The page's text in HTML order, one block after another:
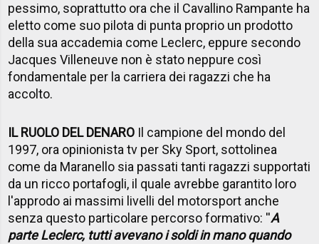
pessimo, soprattutto ora che il Cavallino Rampante ha
eletto come suo pilota di punta proprio un prodotto
della sua accademia come Leclerc, eppure secondo
Jacques Villeneuve non è stato neppure così
fondamentale per la carriera dei ragazzi che ha
accolto.
IL RUOLO DEL DENARO Il campione del mondo del
1997, ora opinionista tv per Sky Sport, sottolinea
come da Maranello sia passati tanti ragazzi supportati
da un ricco portafogli, il quale avrebbe garantito loro
l'approdo ai massimi livelli del motorsport anche
senza questo particolare percorso formativo: ''A
parte Leclerc, tutti avevano i soldi in mano quando